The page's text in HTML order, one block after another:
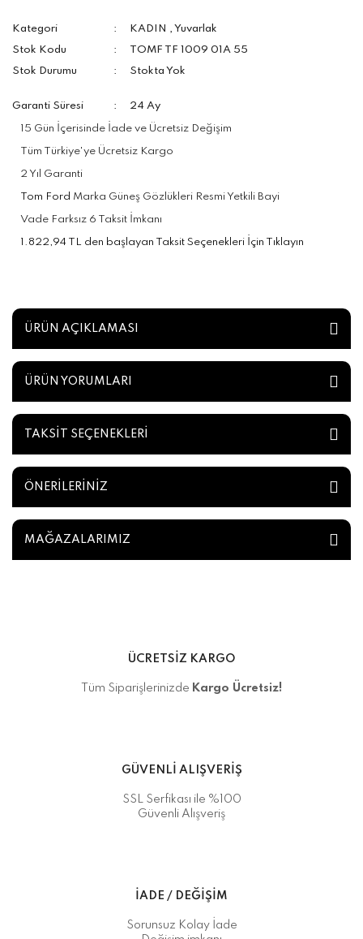
Kategori KADIN ,Yuvarlak
Stok Kodu
TOMF TF 1009 01A 55
Stok Durumu
Stokta Yok
Garanti Süresi 24 Ay
15 Gün İçerisinde İade ve Ücretsiz Değişim
Tüm Türkiye'ye Ücretsiz Kargo
2 Yıl Garanti
Tom Ford Marka Güneş Gözlükleri Resmi Yetkili Bayi
Vade Farksız 6 Taksit İmkanı
1.822,94 TL den başlayan Taksit Seçenekleri İçin Tıklayın
ÜRÜN AÇIKLAMASI
ÜRÜN YORUMLARI
TAKSİT SEÇENEKLERİ
ÖNERİLERİNİZ
MAĞAZALARIMIZ
ÜCRETSİZ KARGO
Tüm Siparişlerinizde Kargo Ücretsiz!
GÜVENLİ ALIŞVERİŞ
SSL Serfikası ile %100
Güvenli Alışveriş
İADE / DEĞİŞİM
Sorunsuz Kolay İade